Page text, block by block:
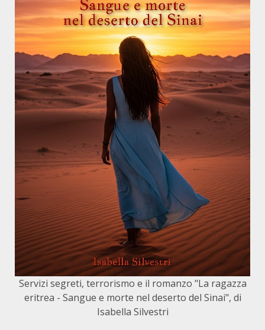
Servizi segreti, terrorismo e il romanzo "La ragazza
eritrea - Sangue e morte nel deserto del Sinai", di
Isabella Silvestri